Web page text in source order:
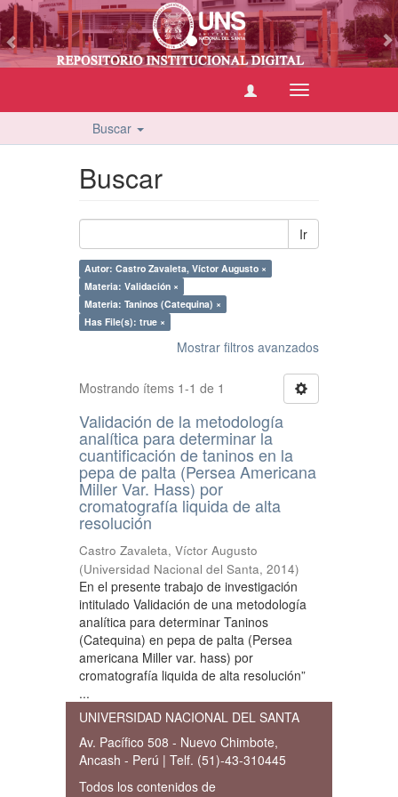
Cambiar
navegación
Buscar
Buscar
Ir
Autor: Castro Zavaleta, Víctor Augusto ×
Materia: Validación ×
Materia: Taninos (Catequina) ×
Has File(s): true ×
Mostrar filtros avanzados
Mostrando ítems 1-1 de 1
Validación de la metodología
analítica para determinar la
cuantificación de taninos en la
pepa de palta (Persea Americana
Miller Var. Hass) por
cromatografía liquida de alta
resolución
Castro Zavaleta, Víctor Augusto
(Universidad Nacional del Santa, 2014)
En el presente trabajo de investigación
intitulado Validación de una metodología
analítica para determinar Taninos
(Catequina) en pepa de palta (Persea
americana Miller var. hass) por
cromatografía liquida de alta resolución”
...
UNIVERSIDAD NACIONAL DEL SANTA
Av. Pacífico 508 - Nuevo Chimbote,
Ancash - Perú | Telf. (51)-43-310445
Todos los contenidos de